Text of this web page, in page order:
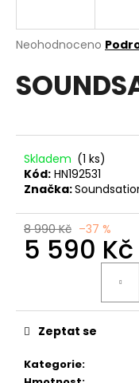
Průměrné
produktu
je
5
hvězdiček.
Neohodnoceno
Skladem (1 ks)
Kód: HN192531
Značka:
8 990 Kč –37 %
5 590 Kč
Kategorie:
Zeptat se
j
t
?
D
o
u
č
u